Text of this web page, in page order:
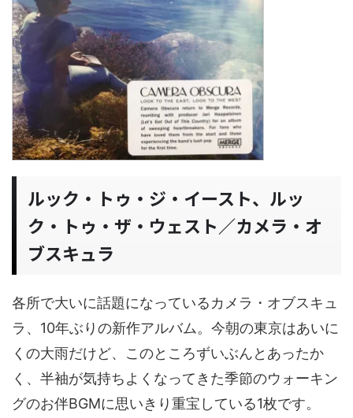
ルック・トゥ・ジ・イースト、ルッ
ク・トゥ・ザ・ウェスト／カメラ・オ
ブスキュラ
各所で大いに話題になっているカメラ・オブスキュ
ラ、10年ぶりの新作アルバム。今朝の東京はあいに
くの大雨だけど、このところずいぶんとあったか
く、半袖が気持ちよくなってきた季節のウォーキン
グのお伴BGMに思いきり重宝している1枚です。